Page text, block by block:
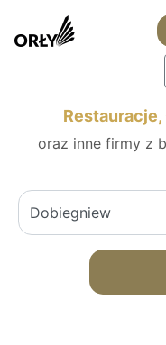
oraz inne firmy z